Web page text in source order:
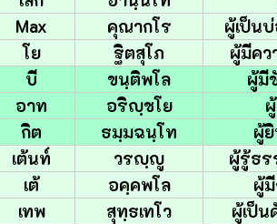
Max คุณากโร
ผู้เป็น
โย ฐิตสุโภ
ผู้มีคว
บี ขนฺติพโล
ผู้มี
อาท อริญฺชโย
กิต ธมฺมฉนฺโท
ผู้
เต้นท์ วรญฺญู
ผู้รู้ธร
เต้ อคฺคพโล
ผู้
เทพ สุทฺธเทโว
ผู้เป็น